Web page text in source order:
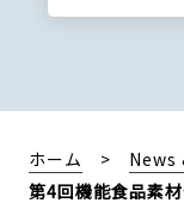
ホーム
News
第4回機能食品素